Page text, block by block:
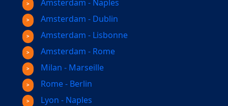
Amsterdam - Naples
Amsterdam - Dublin
Amsterdam - Lisbonne
Amsterdam - Rome
Milan - Marseille
Rome - Berlin
Lyon - Naples